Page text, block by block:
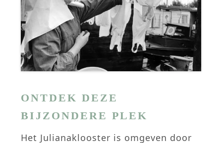
ONTDEK DEZE
BIJZONDERE PLEK
Het Julianaklooster is omgeven door